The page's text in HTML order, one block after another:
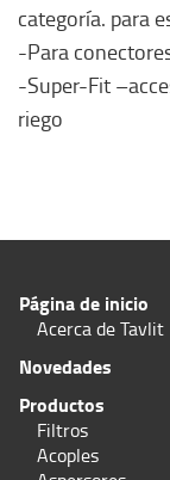
categoría. para
-Para
-Super-Fit
riego
Página de inicio
Acerca de Tavlit
Novedades
Productos
Filtros
Acoples